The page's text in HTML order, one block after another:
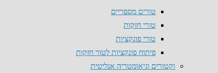
טורים מספריים
טורי חזקות
טורי פונקציות
פיתוח פונקציות לטור חזקות
וקטורים וגיאומטריה אנליטית